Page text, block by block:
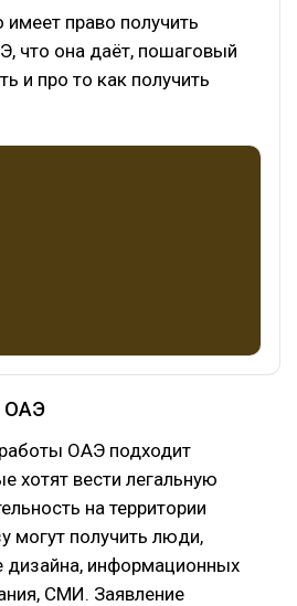
имеет право получить
что она даёт, пошаговый
и про то как получить
ОАЭ
ОАЭ подходит
хотят вести легальную
на территории
могут получить люди,
информационных
СМИ. Заявление